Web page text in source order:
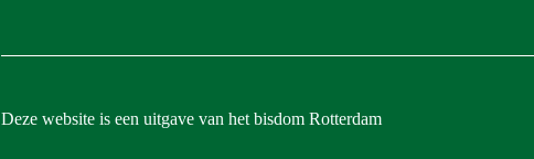
Deze website is een uitgave van het bisdom Rotterdam